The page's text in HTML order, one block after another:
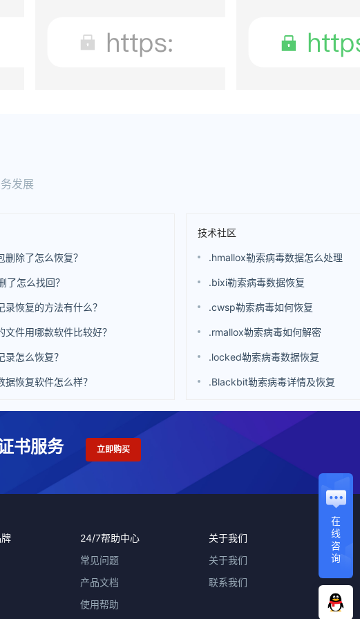
发展
删除了怎么恢复？
了怎么找回？
录恢复的方法有什么？
文件用哪款软件比较好？
录怎么恢复？
据恢复软件怎么样？
技术社区
.hmallox勒索病毒数据怎么处理
.bixi勒索病毒数据恢复
.cwsp勒索病毒如何恢复
.rmallox勒索病毒如何解密
.locked勒索病毒数据恢复
.Blackbit勒索病毒详情及恢复
在
线
咨
询
书服务 立即购买
24/7帮助中心
常见问题
产品文档
使用帮助
关于我们
关于我们
联系我们